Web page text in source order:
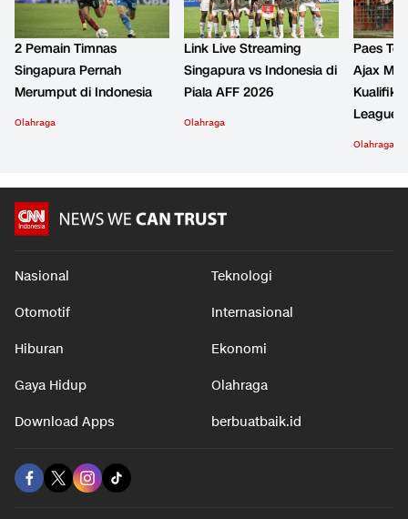
2 Pemain Timnas
Singapura Pernah
Merumput di Indonesia
Olahraga
Link Live Streaming
Singapura vs Indonesia di
Piala AFF 2026
Olahraga
Paes
Ajax
League
Olahraga
Nasional Teknologi
Otomotif Internasional
Hiburan Ekonomi
Gaya Hidup Olahraga
Download Apps berbuatbaik.id